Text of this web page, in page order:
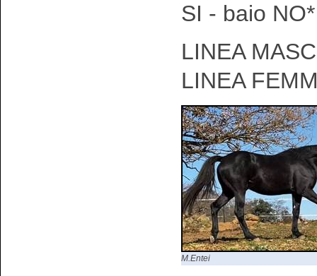
SI - baio
LINEA
LINEA
M.Entei